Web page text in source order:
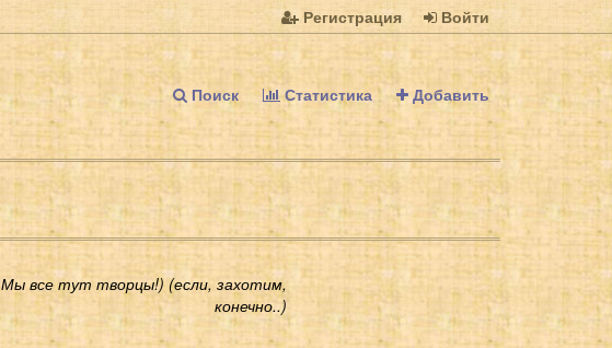
Регистрация Войти
Поиск Статистика Добавить
Мы все тут творцы!) (если, захотим,
конечно..)